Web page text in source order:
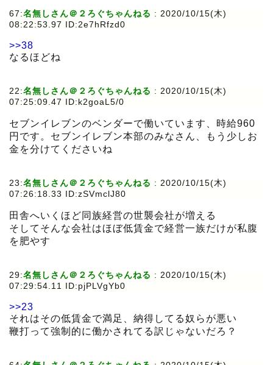
67:名無しさん＠２ろぐちゃんねる : 2020/10/15(木)
08:22:53.97 ID:2e7hRfzd0
>>38
なるほどね
22:名無しさん＠２ろぐちゃんねる : 2020/10/15(木)
07:25:09.47 ID:k2goaL5/0
セブンイレブンのベンダーで働いています、時給960
円です。セブンイレブン本部のみなさん、もう少しお
金を分けてくださいね
23:名無しさん＠２ろぐちゃんねる : 2020/10/15(木)
07:26:18.33 ID:zSVmclJ80
田舎へいくほど同族経営の世襲会社が増える
そしてそんな会社はほぼ低賃金で経営一族だけが私腹
を肥やす
29:名無しさん＠２ろぐちゃんねる : 2020/10/15(木)
07:29:54.11 ID:pjPLVgYb0
>>23
それはその低賃金で満足、納得してる奴らが悪い
鞭打って強制的に働かされてる訳じゃないだろ？